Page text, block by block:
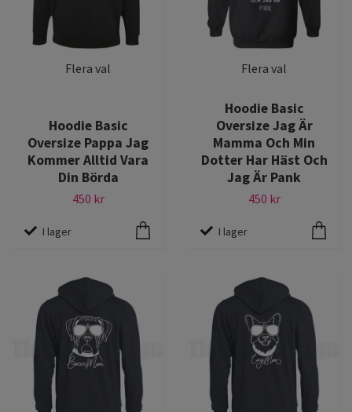
Flera val
Hoodie Basic
Oversize Pappa Jag
Kommer Alltid Vara
Din Börda
450 kr
I lager
Flera val
Hoodie Basic
Oversize Jag Är
Mamma Och Min
Dotter Har Häst Och
Jag Är Pank
450 kr
I lager